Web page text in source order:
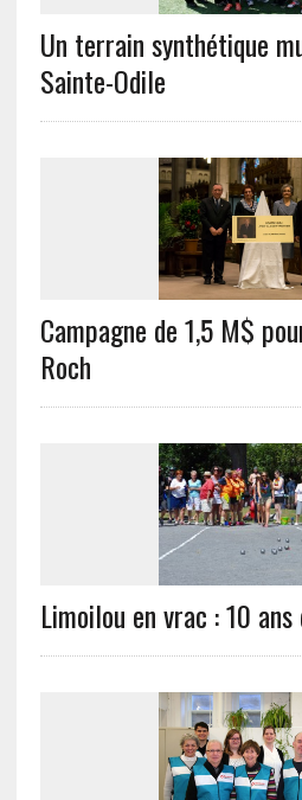
Un terrain synthétique
Sainte-Odile
Campagne de 1,5 M$
Roch
Limoilou en vrac : 10 ans